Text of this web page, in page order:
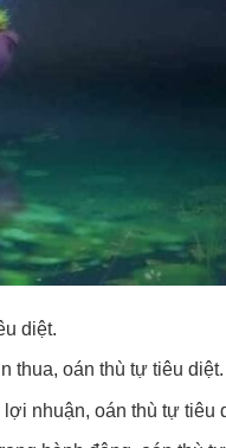
diệt.
thua, oán thù tự tiêu diệt.
nhuận, oán thù tự tiêu